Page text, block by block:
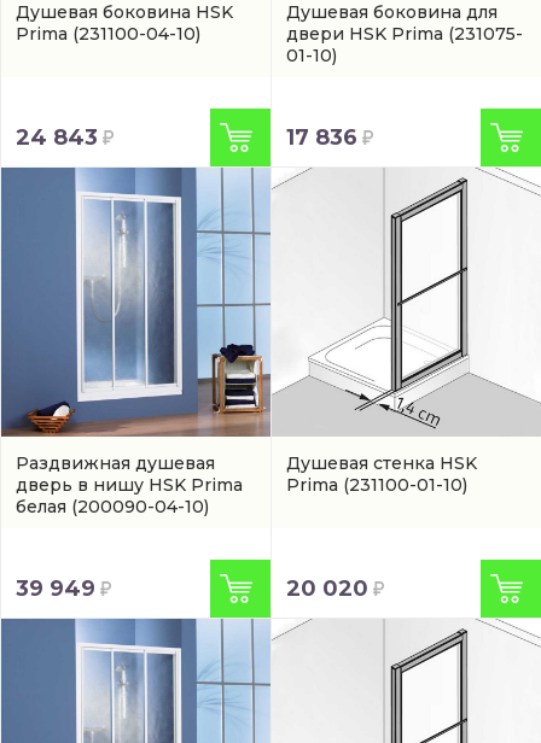
Душевая боковина HSK
Prima (231100-04-10)
24 843
Душевая боковина для
двери HSK Prima (231075-
01-10)
17 836
Раздвижная душевая
дверь в нишу HSK Prima
белая (200090-04-10)
39 949
Душевая стенка HSK
Prima (231100-01-10)
20 020